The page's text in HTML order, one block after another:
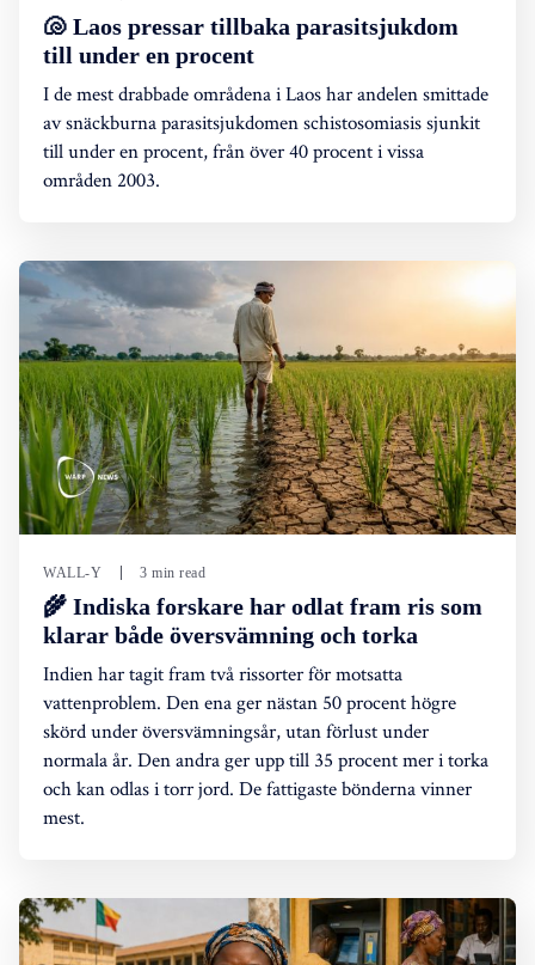
🐚 Laos pressar tillbaka parasitsjukdom
till under en procent
I de mest drabbade områdena i Laos har andelen smittade
av snäckburna parasitsjukdomen schistosomiasis sjunkit
till under en procent, från över 40 procent i vissa
områden 2003.
WALL-Y 3 min read
🌾 Indiska forskare har odlat fram ris som
klarar både översvämning och torka
Indien har tagit fram två rissorter för motsatta
vattenproblem. Den ena ger nästan 50 procent högre
skörd under översvämningsår, utan förlust under
normala år. Den andra ger upp till 35 procent mer i torka
och kan odlas i torr jord. De fattigaste bönderna vinner
mest.